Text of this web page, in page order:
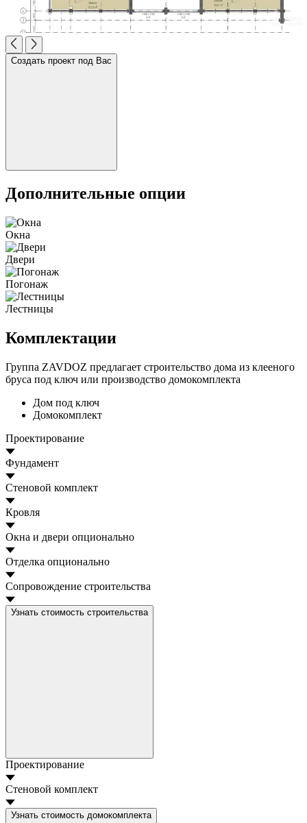
Создать проект под Вас
Дополнительные опции
Окна
Двери
Погонаж
Лестницы
Комплектации
Группа ZAVDOZ предлагает строительство дома из клееного
бруса под ключ или производство домокомплекта
Дом под ключ
Домокомплект
Проектирование
Фундамент
Стеновой комплект
Кровля
Окна и двери опционально
Отделка опционально
Сопровождение строительства
Узнать стоимость строительства
Проектирование
Стеновой комплект
Узнать стоимость домокомплекта